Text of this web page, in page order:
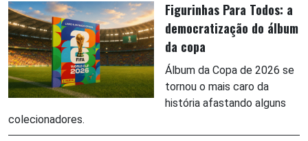
Figurinhas Para Todos: a
democratização do álbum
da copa
Álbum da Copa de 2026 se
tornou o mais caro da
história afastando alguns
colecionadores.